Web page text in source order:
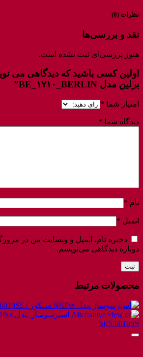
نظرات (0)
نقد و بررسی‌ها
هنوز بررسی‌ای ثبت نشده است.
اولین کسی باشید که دیدگاهی می
برلین مدل BE_۱۷۱۰_BERLIN”
امتیاز شما *
دیدگاه شما *
نام *
ایمیل *
ذخیره نام، ایمیل و وبسایت من در
دوباره دیدگاهی می‌نویسم.
محصولات مرتبط